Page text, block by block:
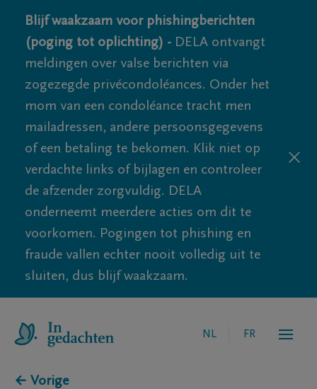
Blijf waakzaam voor phishingberichten
(poging tot oplichting) - DELA ontvangt
meldingen over valse berichten via
zogezegde privécondoléances. Onder het
mom van een condoléance tracht men
mailadressen, andere persoonsgegevens
of een betaling te bekomen. Klik niet op
verdachte links of bijlagen en controleer
de afzender zorgvuldig. DELA
onderneemt meerdere acties om dit te
voorkomen. Pogingen tot phishing en
fraude vallen echter nooit volledig uit te
sluiten, dus blijf waakzaam.
NL FR
← Vorige